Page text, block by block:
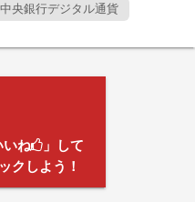
中央銀行デジタル通貨
いね
」して
クしよう！